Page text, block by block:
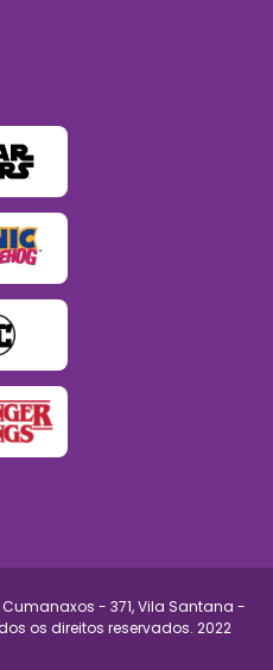
- 371, Vila Santana -
os direitos reservados. 2022